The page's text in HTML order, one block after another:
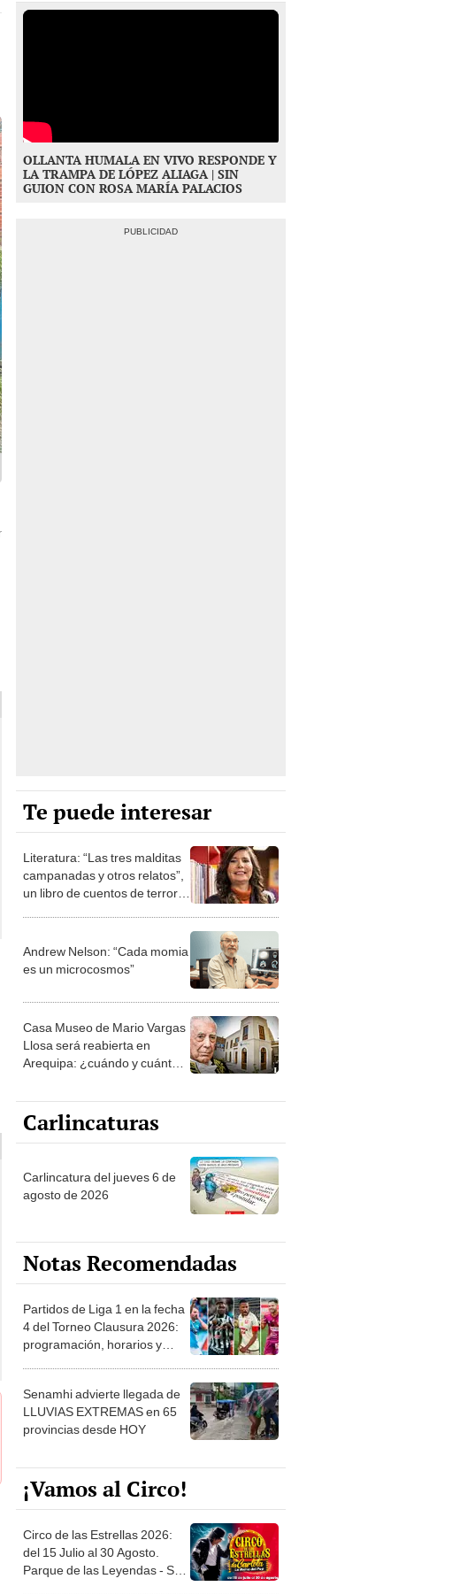
OLLANTA HUMALA EN VIVO RESPONDE Y
LA TRAMPA DE LÓPEZ ALIAGA | SIN
GUION CON ROSA MARÍA PALACIOS
Te puede interesar
campanadas y otros relatos”,
un libro de cuentos de terror
en Lima
es un microcosmos”
Llosa será reabierta en
Arequipa: ¿cuándo y cuánto
costará la entrada?
Carlincaturas
agosto de 2026
Notas Recomendadas
4 del Torneo Clausura 2026:
programación, horarios y
dónde ver
LLUVIAS EXTREMAS en 65
provincias desde HOY
¡Vamos al Circo!
del 15 Julio al 30 Agosto.
Parque de las Leyendas - San
Miguel